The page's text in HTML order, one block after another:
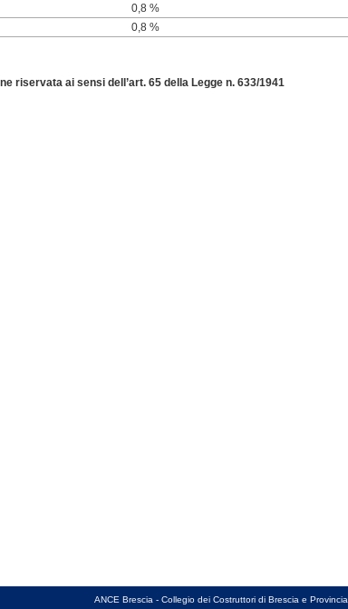
0,8 %
0,8 %
riservata ai sensi dell’art. 65 della Legge n. 633/1941
ANCE Brescia - Collegio dei Costruttori di Brescia e Provincia